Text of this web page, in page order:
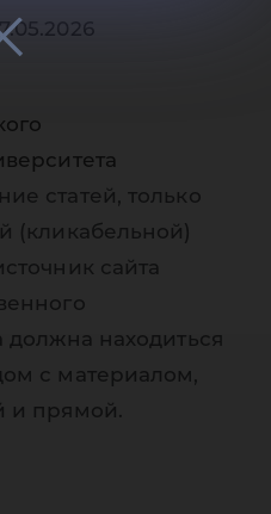
статей, только
(кликабельной)
сайта
должна находиться
с материалом,
и прямой.